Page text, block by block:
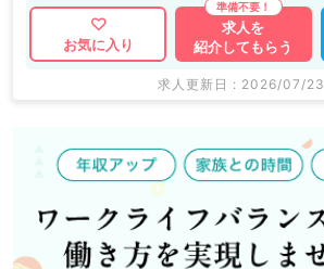
お気に入り
求人を
紹介してもらう
求人更新日 : 2026/07/23